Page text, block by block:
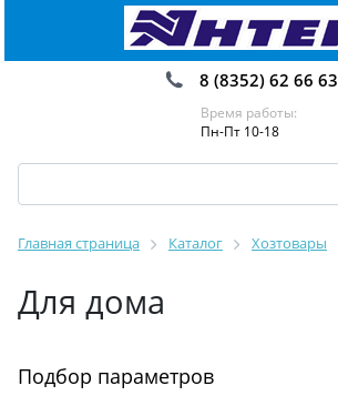
8 (8352) 62 66 63
Время работы:
Пн-Пт 10-18
Главная страница Каталог Хозтовары
Для дома
Подбор параметров